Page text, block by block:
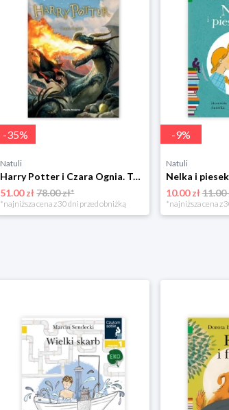
-35%
Natuli
Harry Potter i Czara Ognia. Tom 4 Media rodzina
51.00 zł78.00 zł*
*najniższa cena z 30 dni przed obniżką
-9%
Natuli
10.00 zł11.00
*najniższa cena z